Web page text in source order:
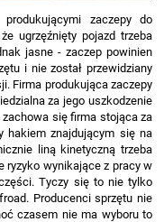
zaczepy do
ugrzęźnięty pojazd trzeba
jasne - zaczep powinien
i nie został przewidziany
Firma produkująca zaczepy
za jego uszkodzenie
się firma stojąca za
hakiem znajdującym się na
liną kinetyczną trzeba
ryzyko wynikające z pracy w
Tyczy się to nie tylko
Producenci sprzętu nie
czasem nie ma wyboru to